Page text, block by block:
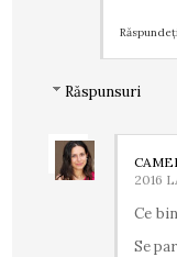
Răspunsuri
2016
Ce
Se